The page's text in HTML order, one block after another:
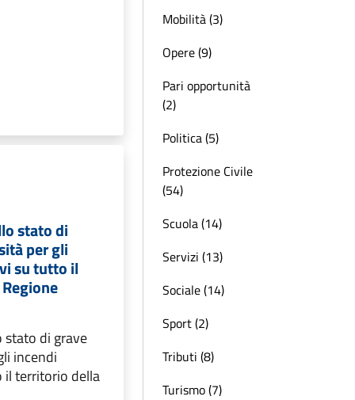
stato di
per gli
su tutto il
stato di grave
incendi
il territorio della
Mobilità (3)
Opere (9)
Pari opportunità
(2)
Politica (5)
Protezione Civile
(54)
Scuola (14)
Servizi (13)
Sociale (14)
Sport (2)
Tributi (8)
Turismo (7)